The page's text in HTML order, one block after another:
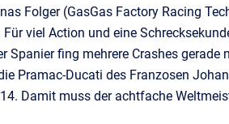
Folger (GasGas Factory Racing
viel Action und eine
Spanier fing mehrere Crashes gerade
Pramac-Ducati des Franzosen
Damit muss der achtfache